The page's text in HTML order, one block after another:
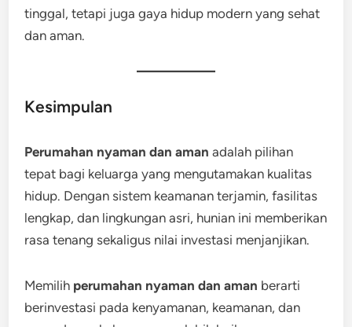
tinggal, tetapi juga gaya hidup modern yang sehat
dan aman.
Kesimpulan
Perumahan nyaman dan aman adalah pilihan
tepat bagi keluarga yang mengutamakan kualitas
hidup. Dengan sistem keamanan terjamin, fasilitas
lengkap, dan lingkungan asri, hunian ini memberikan
rasa tenang sekaligus nilai investasi menjanjikan.
Memilih perumahan nyaman dan aman berarti
berinvestasi pada kenyamanan, keamanan, dan